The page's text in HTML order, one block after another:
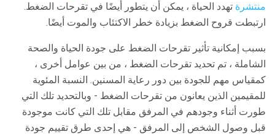
منتشرة تهدد الحياة ، يمكن أن يتطور أيضًا في تقرحات الضغط.
ارتبطت قروح الضغط بزيادة خطر الاكتئاب والموت أيضًا.
بسبب إمكانية تأثير تقرحات الضغط على جودة الحياة والصحة
الشاملة ، تم تحديد تقرحات الضغط ، من بين عوامل أخرى ،
كمقياس مهم للجودة بين دور رعاية المسنين. النسبة المئوية
للمقيمين الذين يعانون من تقرحات الضغط - وبالتحديد تلك التي
طورت أثناء وجودهم في المرفق مقابل تلك التي كانت موجودة
قبل وصول الشخص إلى المرفق - هي إحدى طرق تقييم جودة